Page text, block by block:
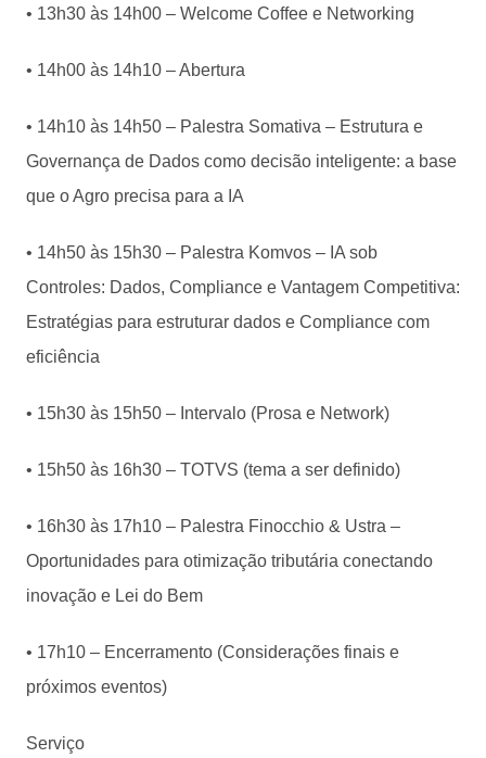
• 13h30 às 14h00 – Welcome Coffee e Networking
• 14h00 às 14h10 – Abertura
• 14h10 às 14h50 – Palestra Somativa – Estrutura e
Governança de Dados como decisão inteligente: a base
que o Agro precisa para a IA
• 14h50 às 15h30 – Palestra Komvos – IA sob
Controles: Dados, Compliance e Vantagem Competitiva:
Estratégias para estruturar dados e Compliance com
eficiência
• 15h30 às 15h50 – Intervalo (Prosa e Network)
• 15h50 às 16h30 – TOTVS (tema a ser definido)
• 16h30 às 17h10 – Palestra Finocchio & Ustra –
Oportunidades para otimização tributária conectando
inovação e Lei do Bem
• 17h10 – Encerramento (Considerações finais e
próximos eventos)
Serviço